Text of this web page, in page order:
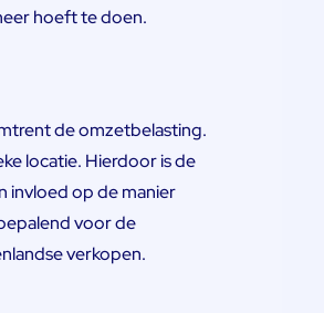
hoeft te doen.
de omzetbelasting.
locatie. Hierdoor is de
invloed op de manier
voor de
verkopen.